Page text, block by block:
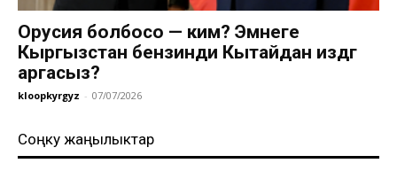
Орусия болбосо — ким? Эмнеге
Кыргызстан бензинди Кытайдан издөөгө
аргасыз?
kloopkyrgyz - 07/07/2026
Соңку жаңылыктар